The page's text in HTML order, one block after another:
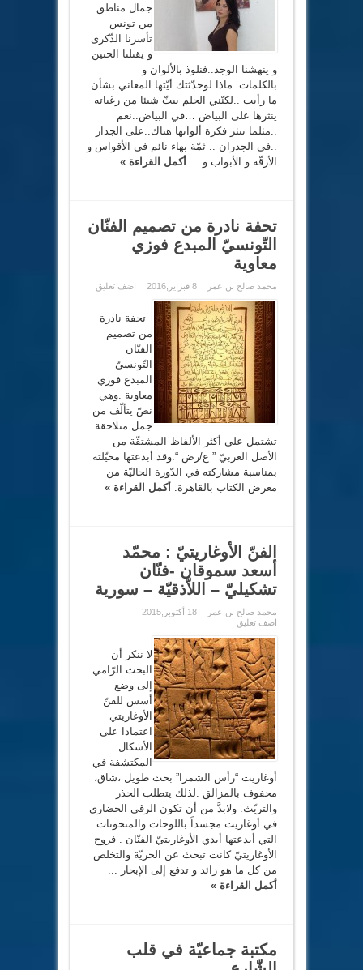
جمال مناطق
من تونس
تأسرنا الذّكرى
و يقتلنا الحنين
و ينهشنا الوجد..فنلوذ بالألوان و
بالكلمات..ماذا لوحدّثتك أيّتها المعاني بشأن
ما رأيت ..لكنّني الحلم يبثّ شيئا من رغباته
ينثرها على البياض …في البياض..نعم
..مثلما تنثر فكرة ألوانها هناك..على الجدار
..في الجدران .. ثمّة بهاء نائم في الأقواس و
الأزقّة و الأبواب و ... أكمل القراءة »
تحفة نادرة من تصميم الفنّان
التّونسيّ المبدع فوزي
معاوية
محمد صالح بن عمر 8 فبراير,2016 اضف تعليق
تحفة نادرة
من تصميم
الفنّان
التّونسيّ
المبدع فوزي
معاوية .وهي
نصّ يتألّف من
جمل متلاحقة
تشتمل على أكثر الألفاظ المشتقّة من
الأصل العربيّ ” ع/رض “.وقد أبدعتها مخيّلته
بمناسبة مشاركته في الدّورة الحاليّة من
معرض الكتاب بالقاهرة. أكمل القراءة »
الفنّ الأوغاريتيّ : محمّد
أسعد سموقان -فنّان
تشكيليّ – اللاّذقيّة – سورية
محمد صالح بن عمر
18 أكتوبر,2015
اضف تعليق
لا ننكر أن
البحث الرّامي
إلى وضع
أسس للفنّ
الأوغاريتي
اعتمادا على
الأشكال
المكتشفة في
أوغاريت “رأس الشمرا” بحث طويل ،شاق،
محفوف بالمزالق .لذلك يتطلب الحذر
والتريّث. ولابدَّ من أن تكون الرقي الحضاري
في أوغاريت مجسداً باللوحات والمنحوتات
التي أبدعتها أيدي الأوغاريتيّ الفنّان . فروح
الأوغاريتيّ كانت تبحث عن الحريّة والتخلص
من كل ما هو زائد و تدفع إلى الإبحار ...
أكمل القراءة »
مكتبة جماعيّة في قلب